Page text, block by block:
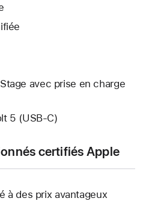
avec prise en charge
5 (USB‑C)
certifiés Apple
à des prix avantageux